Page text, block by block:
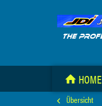
HOME
Übersicht